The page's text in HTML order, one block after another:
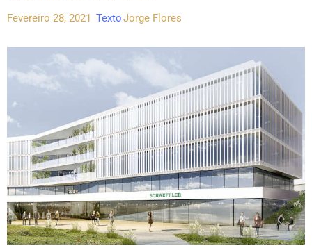
Fevereiro 28, 2021 TextoJorge Flores